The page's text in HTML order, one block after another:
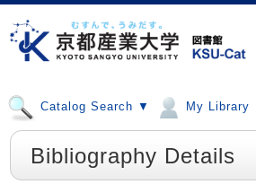
Catalog Search ▼ My Library
Bibliography Details